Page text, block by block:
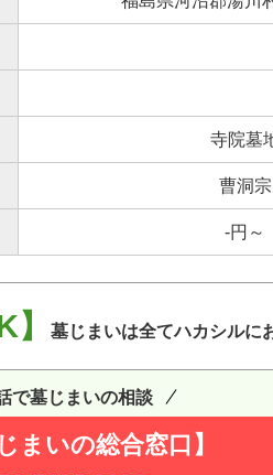
寺院墓
曹洞宗
-円～
墓じまいは全てハカシルに
で墓じまいの相談
まいの総合窓口】